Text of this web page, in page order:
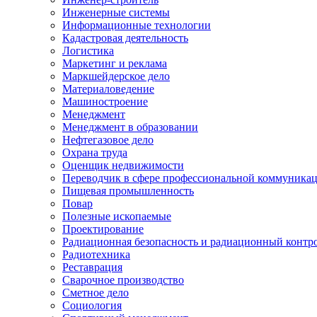
Инженерные системы
Информационные технологии
Кадастровая деятельность
Логистика
Маркетинг и реклама
Маркшейдерское дело
Материаловедение
Машиностроение
Менеджмент
Менеджмент в образовании
Нефтегазовое дело
Охрана труда
Оценщик недвижимости
Переводчик в сфере профессиональной
Пищевая промышленность
Повар
Полезные ископаемые
Проектирование
Радиационная безопасность и радиационный
Радиотехника
Реставрация
Сварочное производство
Сметное дело
Социология